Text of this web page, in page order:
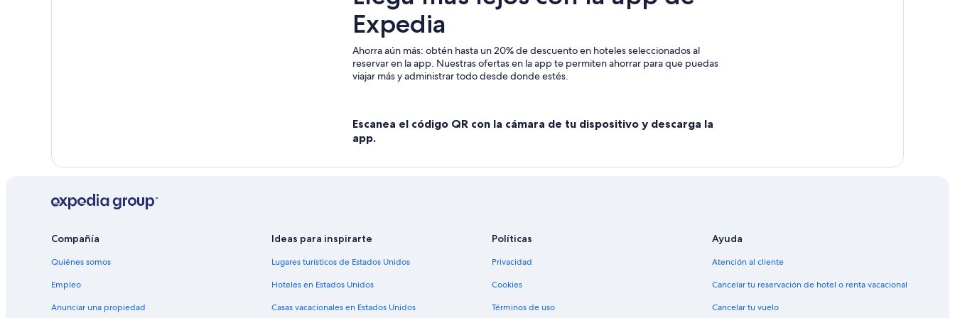
B&B en Isla Taquile
Hoteles en Isla Taquile
Hoteles en Desaguadero
Hoteles 3 estrellas en Llachon
Hoteles 4 estrellas en Llachon
Hoteles en Luquina Chico
Expedia
Ahorra aún más: obtén hasta un 20% de descuento en hoteles seleccionados al
reservar en la app. Nuestras ofertas en la app te permiten ahorrar para que puedas
viajar más y administrar todo desde donde estés.
Escanea el código QR con la cámara de tu dispositivo y descarga la
app.
Compañía
Quiénes somos
Empleo
Anunciar una propiedad
Ideas para inspirarte
Lugares turísticos de Estados Unidos
Hoteles en Estados Unidos
Casas vacacionales en Estados Unidos
Políticas
Privacidad
Cookies
Términos de uso
Ayuda
Atención al cliente
Cancelar tu reservación de hotel o renta vacacional
Cancelar tu vuelo